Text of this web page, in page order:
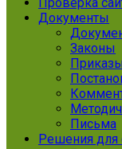
Документы
Законы
Письма
Решения для